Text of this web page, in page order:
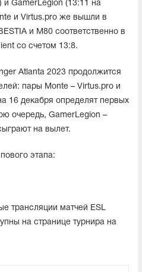
и GamerLegion (13:11 на
и Virtus.pro же вышли в
и M80 соответственно в
со счетом 13:8.
Atlanta 2023 продолжится
пары Monte – Virtus.pro и
16 декабря определят первых
очередь, GamerLegion –
на вылет.
этапа:
трансляции матчей ESL
на странице турнира на